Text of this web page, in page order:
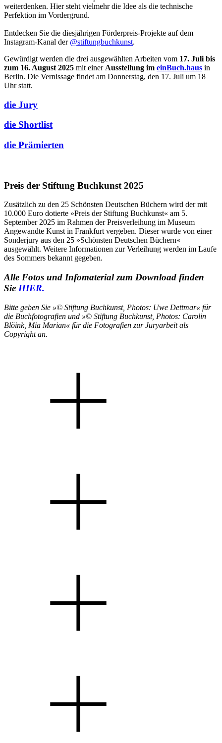
weiterdenken. Hier steht vielmehr die Idee als die technische
Perfektion im Vordergrund.
Entdecken Sie die diesjährigen Förderpreis-Projekte auf dem
Instagram-Kanal der @stiftungbuchkunst.
Gewürdigt werden die drei ausgewählten Arbeiten vom 17. Juli bis
zum 16. August 2025 mit einer Ausstellung im einBuch.haus in
Berlin. Die Vernissage findet am Donnerstag, den 17. Juli um 18
Uhr statt.
die Jury
die Shortlist
die Prämierten
Preis der Stiftung Buchkunst 2025
Zusätzlich zu den 25 Schönsten Deutschen Büchern wird der mit
10.000 Euro dotierte »Preis der Stiftung Buchkunst« am 5.
September 2025 im Rahmen der Preisverleihung im Museum
Angewandte Kunst in Frankfurt vergeben. Dieser wurde von einer
Sonderjury aus den 25 »Schönsten Deutschen Büchern«
ausgewählt. Weitere Informationen zur Verleihung werden im Laufe
des Sommers bekannt gegeben.
Alle Fotos und Infomaterial zum Download finden
Sie HIER.
Bitte geben Sie »© Stiftung Buchkunst, Photos: Uwe Dettmar« für
die Buchfotografien und »© Stiftung Buchkunst, Photos: Carolin
Blöink, Mia Marian« für die Fotografien zur Juryarbeit als
Copyright an.